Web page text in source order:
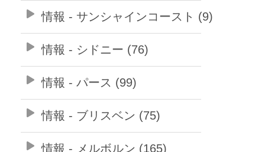
情報 - サンシャインコースト (9)
情報 - シドニー (76)
情報 - パース (99)
情報 - ブリスベン (75)
情報 - メルボルン (165)